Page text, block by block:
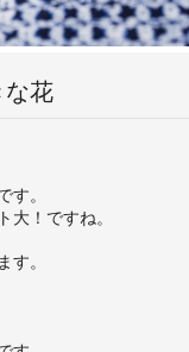
花
。
！ですね。
。